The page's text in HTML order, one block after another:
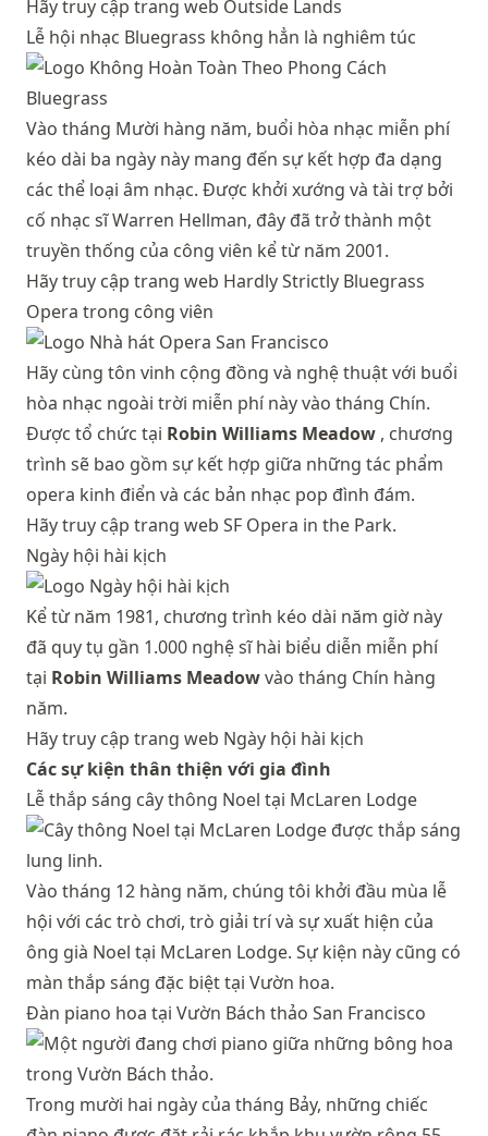
Hãy truy cập trang web Outside Lands
Lễ hội nhạc Bluegrass không hẳn là nghiêm túc
Vào tháng Mười hàng năm, buổi hòa nhạc miễn phí
kéo dài ba ngày này mang đến sự kết hợp đa dạng
các thể loại âm nhạc. Được khởi xướng và tài trợ bởi
cố nhạc sĩ Warren Hellman, đây đã trở thành một
truyền thống của công viên kể từ năm 2001.
Hãy truy cập trang web Hardly Strictly Bluegrass
Opera trong công viên
Hãy cùng tôn vinh cộng đồng và nghệ thuật với buổi
hòa nhạc ngoài trời miễn phí này vào tháng Chín.
Được tổ chức tại Robin Williams Meadow , chương
trình sẽ bao gồm sự kết hợp giữa những tác phẩm
opera kinh điển và các bản nhạc pop đình đám.
Hãy truy cập trang web SF Opera in the Park.
Ngày hội hài kịch
Kể từ năm 1981, chương trình kéo dài năm giờ này
đã quy tụ gần 1.000 nghệ sĩ hài biểu diễn miễn phí
tại Robin Williams Meadowvào tháng Chín hàng
năm.
Hãy truy cập trang web Ngày hội hài kịch
Các sự kiện thân thiện với gia đình
Lễ thắp sáng cây thông Noel tại McLaren Lodge
Vào tháng 12 hàng năm, chúng tôi khởi đầu mùa lễ
hội với các trò chơi, trò giải trí và sự xuất hiện của
ông già Noel tại McLaren Lodge. Sự kiện này cũng có
màn thắp sáng đặc biệt tại Vườn hoa.
Đàn piano hoa tại Vườn Bách thảo San Francisco
Trong mười hai ngày của tháng Bảy, những chiếc